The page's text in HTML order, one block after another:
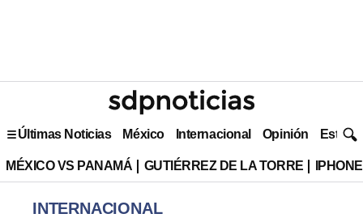
Últimas Noticias México Internacional Opinión Estilo
MÉXICO VS PANAMÁ GUTIÉRREZ DE LA TORRE
INTERNACIONAL